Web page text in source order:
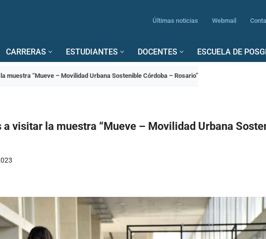
Últimas noticias Webmail
CARRERAS ESTUDIANTES DOCENTES ESCUELA DE
muestra “Mueve – Movilidad Urbana Sostenible Córdoba – Rosario”
a visitar la muestra “Mueve – Movilidad Urbana